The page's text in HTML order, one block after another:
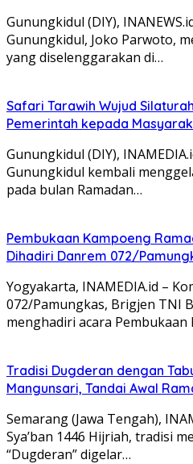
Gunungkidul (DIY),
Gunungkidul, Joko Parwoto,
yang diselenggarakan di…
Safari Tarawih Wujud
Pemerintah kepada
Gunungkidul (DIY),
Gunungkidul kembali
pada bulan Ramadan…
Pembukaan Kampoeng
Dihadiri Danrem 072/
Yogyakarta, INAMEDIA.id –
072/Pamungkas, Brigjen TNI
menghadiri acara Pembukaan
Tradisi Dugderan dengan
Mangunsari, Tandai Awal
Semarang (Jawa Tengah),
Sya’ban 1446 Hijriah, tradisi
“Dugderan” digelar…